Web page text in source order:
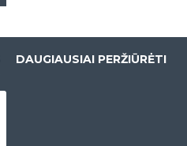
DAUGIAUSIAI PERŽIŪRĖTI